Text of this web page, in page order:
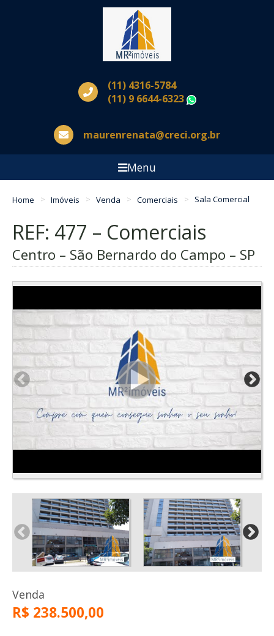
(11) 4316-5784
(11) 9 6644-6323
maurenrenata@creci.org.br
Menu
Home Imóveis Venda Comerciais Sala Comercial
REF: 477 – Comerciais
Centro – São Bernardo do Campo – SP
Venda
R$ 238.500,00